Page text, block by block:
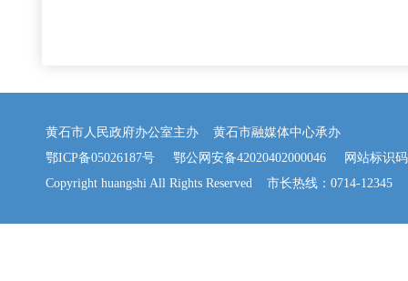
黄石市人民政府办公室主办 黄石市融媒体中心承办
鄂ICP备05026187号
鄂公网安备42020402000046 网站标识码
Copyright huangshi All Rights Reserved 市长热线：0714-12345